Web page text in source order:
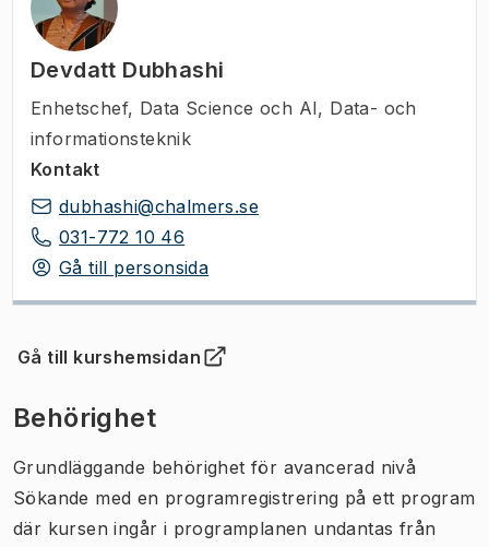
Devdatt Dubhashi
Enhetschef, Data Science och AI, Data- och
informationsteknik
Kontakt
dubhashi@chalmers.se
031-772 10 46
Gå till personsida
Gå till kurshemsidan
(Öppnas i ny flik)
Behörighet
Grundläggande behörighet för avancerad nivå
Sökande med en programregistrering på ett program
där kursen ingår i programplanen undantas från